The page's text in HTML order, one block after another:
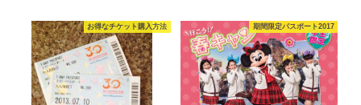
お得なチケット購入方法 期間限定パスポート2017